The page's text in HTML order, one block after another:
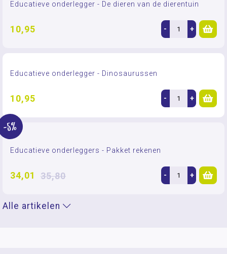
Educatieve onderlegger - De dieren van de dierentuin
10,95 - +
Educatieve onderlegger - Dinosaurussen
10,95 - +
-5%
Educatieve onderleggers - Pakket rekenen
34,01 35,80 - +
Alle artikelen